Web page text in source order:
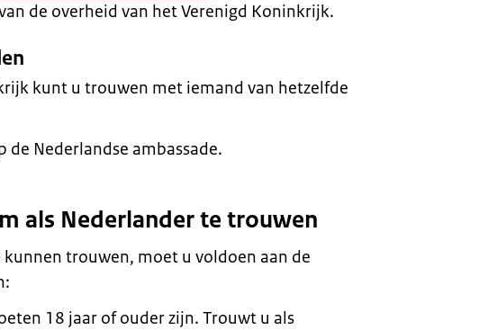
de overheid van het Verenigd Koninkrijk.
kunt u trouwen met iemand van hetzelfde
Nederlandse ambassade.
als Nederlander te trouwen
kunnen trouwen, moet u voldoen aan de
18 jaar of ouder zijn. Trouwt u als